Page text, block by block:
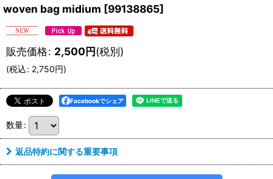
woven bag midium [99138865]
販売価格: 2,500円(税別)
(税込: 2,750円)
Facebookでシェア
数量:
返品特約に関する重要事項